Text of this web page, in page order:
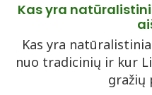
Kas yra
Kas yra
nuo tradicinių ir kur
gražių